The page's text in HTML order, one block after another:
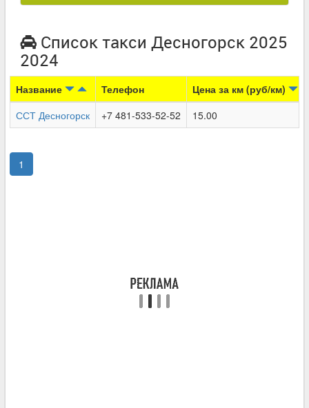
Список такси Десногорск 2025
2024
Название Телефон
Цена за км (руб/км)
ССТ Десногорск
+7 481-533-52-52 15.00
1